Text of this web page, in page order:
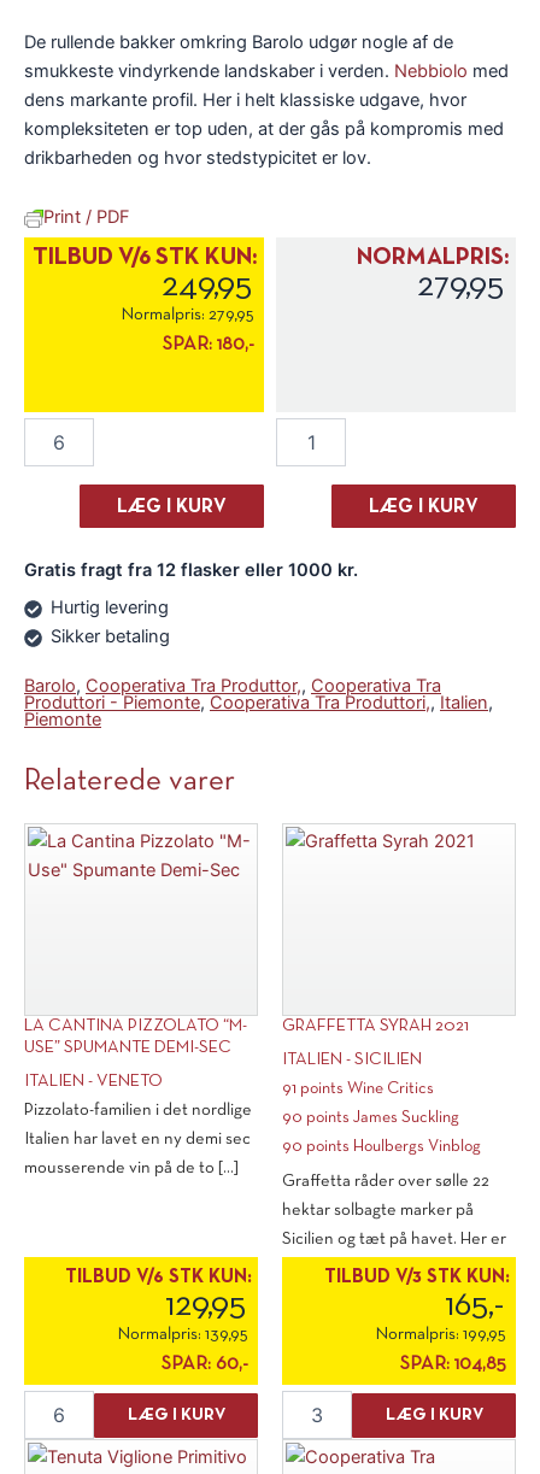
De rullende bakker omkring Barolo udgør nogle af de
smukkeste vindyrkende landskaber i verden. Nebbiolo med
dens markante profil. Her i helt klassiske udgave, hvor
kompleksiteten er top uden, at der gås på kompromis med
drikbarheden og hvor stedstypicitet er lov.
Print / PDF
TILBUD V/6 STK KUN:
249,95
Normalpris: 279,95
SPAR: 180,-
antal
LÆG I KURV
NORMALPRIS:
279,95
antal
LÆG I KURV
Gratis fragt fra 12 flasker eller 1000 kr.
Hurtig levering
Sikker betaling
Barolo, Cooperativa Tra Produttor,, Cooperativa Tra
Produttori - Piemonte, Cooperativa Tra Produttori,, Italien,
Piemonte
Relaterede varer
LA CANTINA PIZZOLATO “M-
USE” SPUMANTE DEMI-SEC
ITALIEN - VENETO
Pizzolato-familien i det nordlige
Italien har lavet en ny demi sec
mousserende vin på de to [...]
TILBUD V/6 STK KUN:
129,95
Normalpris: 139,95
SPAR: 60,-
Cantina
Pizzolato
LÆG I KURV
GRAFFETTA SYRAH 2021
ITALIEN - SICILIEN
91 points Wine Critics
90 points James Suckling
90 points Houlbergs Vinblog
Graffetta råder over sølle 22
hektar solbagte marker på
Sicilien og tæt på havet. Her er
TILBUD V/3 STK KUN:
165,-
Normalpris: 199,95
SPAR: 104,85
Syrah
2021
LÆG I KURV